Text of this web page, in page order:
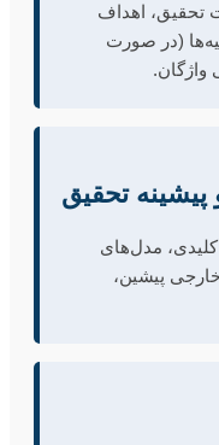
تحقیق، اهداف
(در صورت
واژگان.
تحقیق
کلیدی، مدل‌های
پیشین،